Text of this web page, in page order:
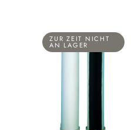
ZUR ZEIT NICHT
AN LAGER